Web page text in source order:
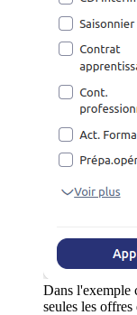
Dans l'exemple
seules les